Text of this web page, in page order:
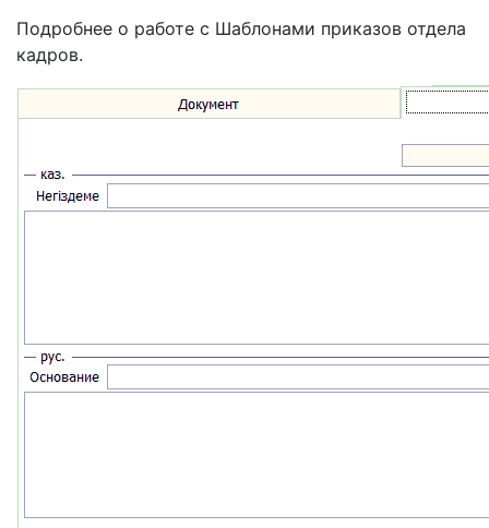
Подробнее о работе с Шаблонами приказов отдела
кадров.